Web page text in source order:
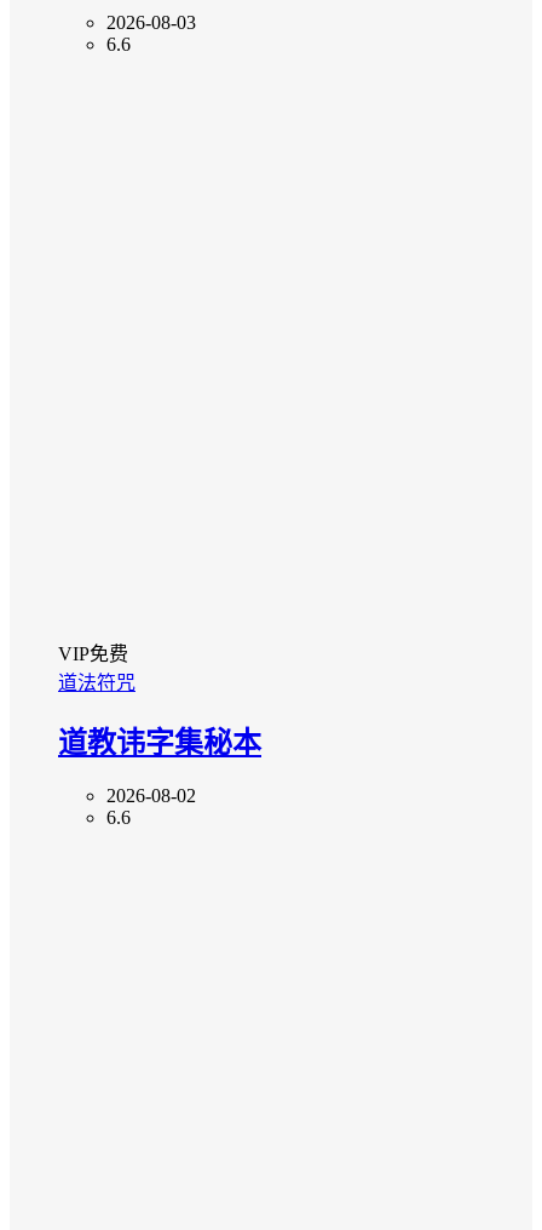
2026-08-03
6.6
VIP免费
道法符咒
道教讳字集秘本
2026-08-02
6.6